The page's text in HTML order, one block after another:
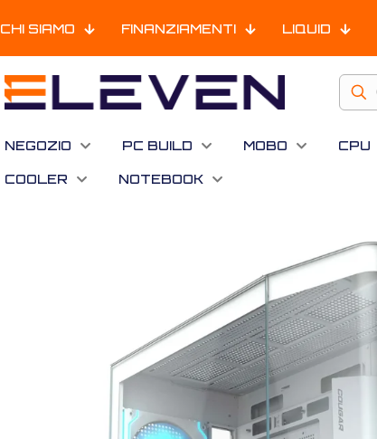
CHI SIAMO FINANZIAMENTI LIQUID
NEGOZIO PC BUILD MOBO CPU
COOLER NOTEBOOK